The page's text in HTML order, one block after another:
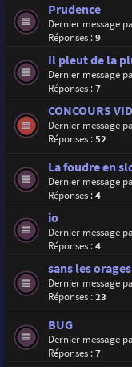
Prudence
Dernier message
Réponses :9
Il pleut de la
Dernier message
Réponses :7
CONCOURS
Dernier message
Réponses :52
La foudre en
Dernier message
Réponses :4
io
Dernier message
Réponses :4
sans les
Dernier message
Réponses :23
BUG
Dernier message
Réponses :7